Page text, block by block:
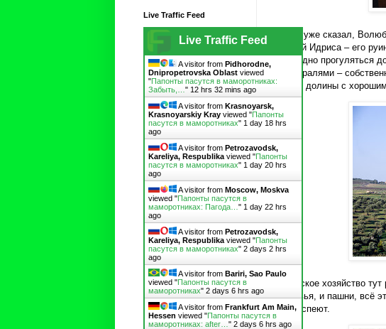
Как я уже сказал,
Мулай Идриса – его
нетрудно
пасторалями –
почве долины с
Сельское хозяйство
деревья, и пашни, всё
саду спеют.
Live Traffic Feed
Live Traffic Feed
A visitor from Pidhorodne,
Dnipropetrovska Oblast viewed
"Папонты пасутся в маморотниках:
Забыть,… " 12 hrs 32 mins ago
A visitor from Krasnoyarsk,
Krasnoyarskiy Kray viewed "Папонты
пасутся в маморотниках" 1 day 18 hrs
ago
A visitor from Petrozavodsk,
Kareliya, Respublika viewed "Папонты
пасутся в маморотниках" 1 day 20 hrs
ago
A visitor from Moscow, Moskva
viewed "Папонты пасутся в
маморотниках: Пагода… " 1 day 22 hrs
ago
A visitor from Petrozavodsk,
Kareliya, Respublika viewed "Папонты
пасутся в маморотниках" 2 days 2 hrs
ago
A visitor from Bariri, Sao Paulo
viewed "Папонты пасутся в
маморотниках" 2 days 6 hrs ago
A visitor from Frankfurt Am Main,
Hessen viewed "Папонты пасутся в
маморотниках: after… " 2 days 6 hrs ago